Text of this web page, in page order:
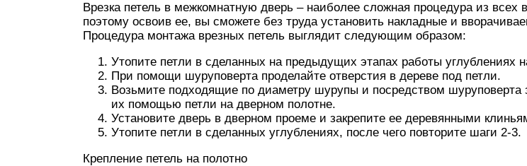
Врезка петель в межкомнатную дверь – наиболее сложная процедура из всех
поэтому освоив ее, вы сможете без труда установить накладные и
Процедура монтажа врезных петель выглядит следующим образом:
Утопите петли в сделанных на предыдущих этапах работы углублениях
При помощи шуруповерта проделайте отверстия в дереве под петли.
Возьмите подходящие по диаметру шурупы и посредством шуруповерта
их помощью петли на дверном полотне.
Установите дверь в дверном проеме и закрепите ее деревянными
Утопите петли в сделанных углублениях, после чего повторите шаги 2-3.
Крепление петель на полотно